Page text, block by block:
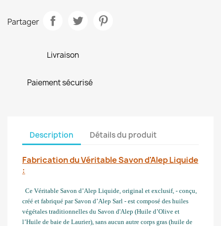
Partager
Livraison
Paiement sécurisé
Description Détails du produit
Fabrication du Véritable Savon d'Alep Liquide
:
Ce Véritable Savon d’Alep Liquide, original et exclusif, - conçu,
créé et fabriqué par Savon d’Alep Sarl - est composé des huiles
végétales traditionnelles du Savon d'Alep (Huile d’Olive et
l’Huile de baie de Laurier), sans aucun autre corps gras (huile de